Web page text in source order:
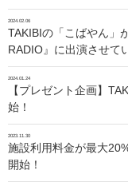
2024.02.06
TAKIBIの「こばやん」
RADIO』に出演させて
2024.01.24
【プレゼント企画】
始！
2023.11.30
施設利用料金が最大
開始！